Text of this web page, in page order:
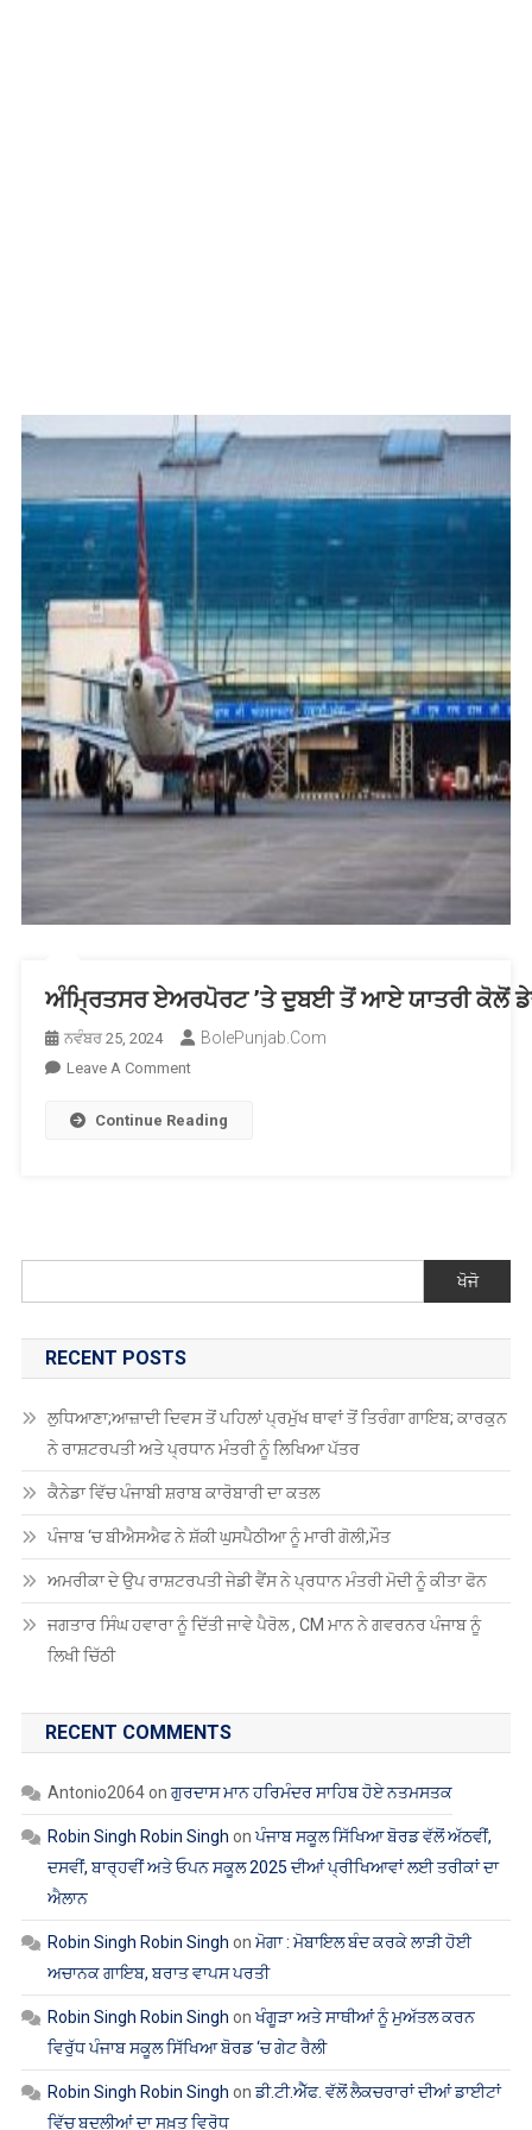
ਅੰਮ੍ਰਿਤਸਰ ਏਅਰਪੋਰਟ ’ਤੇ ਦੁੁਬਈ ਤੋਂ ਆਏ ਯਾਤਰੀ ਕੋਲੋਂ
ਨਵੰਬਰ 25, 2024 BolePunjab.com
Leave A CommentOn
Continue Reading
ਖੋਜੋ
RECENT POSTS
ਲੁਧਿਆਣਾ;ਆਜ਼ਾਦੀ ਦਿਵਸ ਤੋਂ ਪਹਿਲਾਂ ਪ੍ਰਮੁੱਖ ਥਾਵਾਂ ਤੋਂ ਤਿਰੰਗਾ ਗਾਇਬ; ਕਾਰਕੁਨ
ਨੇ ਰਾਸ਼ਟਰਪਤੀ ਅਤੇ ਪ੍ਰਧਾਨ ਮੰਤਰੀ ਨੂੰ ਲਿਖਿਆ ਪੱਤਰ
ਕੈਨੇਡਾ ਵਿੱਚ ਪੰਜਾਬੀ ਸ਼ਰਾਬ ਕਾਰੋਬਾਰੀ ਦਾ ਕਤਲ
ਪੰਜਾਬ ‘ਚ ਬੀਐਸਐਫ ਨੇ ਸ਼ੱਕੀ ਘੁਸਪੈਠੀਆ ਨੂੰ ਮਾਰੀ ਗੋਲੀ,ਮੌਤ
ਅਮਰੀਕਾ ਦੇ ਉਪ ਰਾਸ਼ਟਰਪਤੀ ਜੇਡੀ ਵੈਂਸ ਨੇ ਪ੍ਰਧਾਨ ਮੰਤਰੀ ਮੋਦੀ ਨੂੰ ਕੀਤਾ ਫੋਨ
ਜਗਤਾਰ ਸਿੰਘ ਹਵਾਰਾ ਨੂੰ ਦਿੱਤੀ ਜਾਵੇ ਪੈਰੋਲ , CM ਮਾਨ ਨੇ ਗਵਰਨਰ ਪੰਜਾਬ ਨੂੰ
ਲਿਖੀ ਚਿੱਠੀ
RECENT COMMENTS
Antonio2064on ਗੁਰਦਾਸ ਮਾਨ ਹਰਿਮੰਦਰ ਸਾਹਿਬ ਹੋਏ ਨਤਮਸਤਕ
Robin Singh Robin Singh onਪੰਜਾਬ ਸਕੂਲ ਸਿੱਖਿਆ ਬੋਰਡ ਵੱਲੋਂ ਅੱਠਵੀਂ,
ਦਸਵੀਂ, ਬਾਰ੍ਹਵੀਂ ਅਤੇ ਓਪਨ ਸਕੂਲ 2025 ਦੀਆਂ ਪ੍ਰੀਖਿਆਵਾਂ ਲਈ ਤਰੀਕਾਂ ਦਾ
ਐਲਾਨ
Robin Singh Robin Singh on ਮੋਗਾ : ਮੋਬਾਇਲ ਬੰਦ ਕਰਕੇ ਲਾੜੀ ਹੋਈ
ਅਚਾਨਕ ਗਾਇਬ, ਬਰਾਤ ਵਾਪਸ ਪਰਤੀ
Robin Singh Robin Singh onਖੰਗੂੜਾ ਅਤੇ ਸਾਥੀਆਂ ਨੂੰ ਮੁਅੱਤਲ ਕਰਨ
ਵਿਰੁੱਧ ਪੰਜਾਬ ਸਕੂਲ ਸਿੱਖਿਆ ਬੋਰਡ ‘ਚ ਗੇਟ ਰੈਲੀ
Robin Singh Robin Singh onਡੀ.ਟੀ.ਐੱਫ. ਵੱਲੋਂ ਲੈਕਚਰਾਰਾਂ ਦੀਆਂ ਡਾਈਟਾਂ
ਵਿੱਚ ਬਦਲੀਆਂ ਦਾ ਸਖ਼ਤ ਵਿਰੋਧ